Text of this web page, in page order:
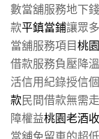
數當舖服務地下
款平鎮當鋪讓眾
當舖服務項目桃
借款服務負壓降
活信用紀錄授信
款民間借款無需
障權益桃園老酒